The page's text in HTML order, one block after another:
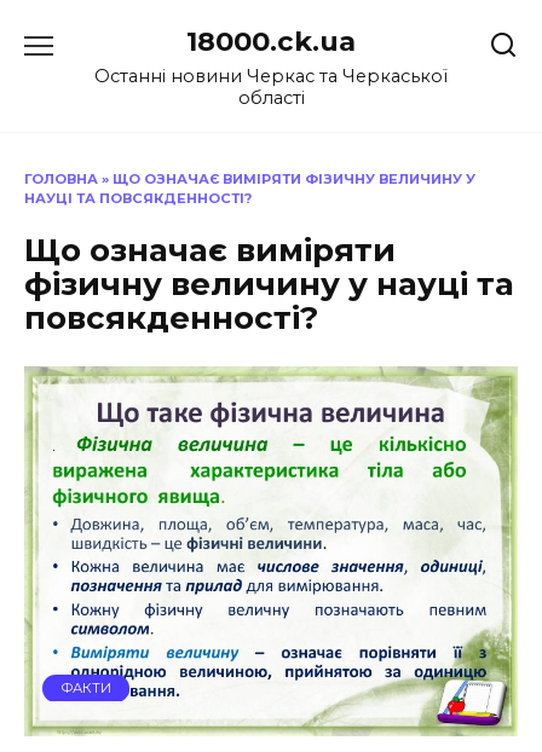
до
18000.ck.ua
Останні новини Черкас та Черкаської
області
ГОЛОВНА » ЩО ОЗНАЧАЄ ВИМІРЯТИ ФІЗИЧНУ ВЕЛИЧИНУ У
НАУЦІ ТА ПОВСЯКДЕННОСТІ?
Що означає виміряти
фізичну величину у науці та
повсякденності?
ФАКТИ